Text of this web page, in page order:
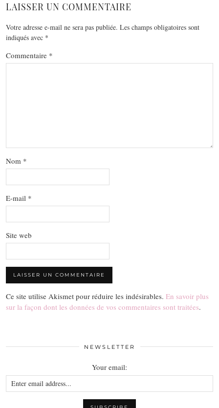
LAISSER UN COMMENTAIRE
Votre adresse e-mail ne sera pas publiée. Les champs obligatoires sont
indiqués avec *
Commentaire *
Nom *
E-mail *
Site web
Ce site utilise Akismet pour réduire les indésirables. En savoir plus
sur la façon dont les données de vos commentaires sont traitées.
NEWSLETTER
Your email: